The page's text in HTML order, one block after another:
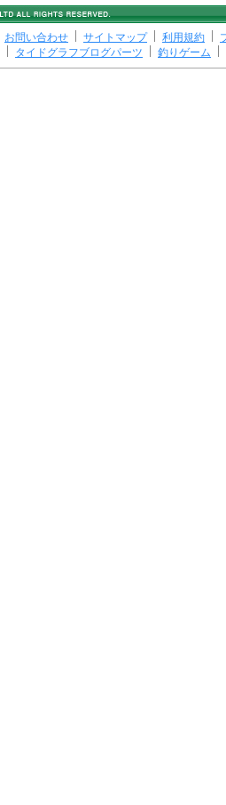
お問い合わせ サイトマップ 利用規約
タイドグラフブログパーツ 釣りゲーム